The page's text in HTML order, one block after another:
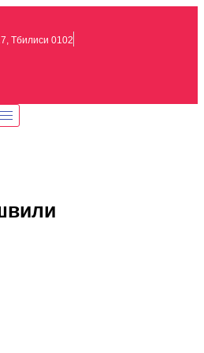
Тбилиси 0102